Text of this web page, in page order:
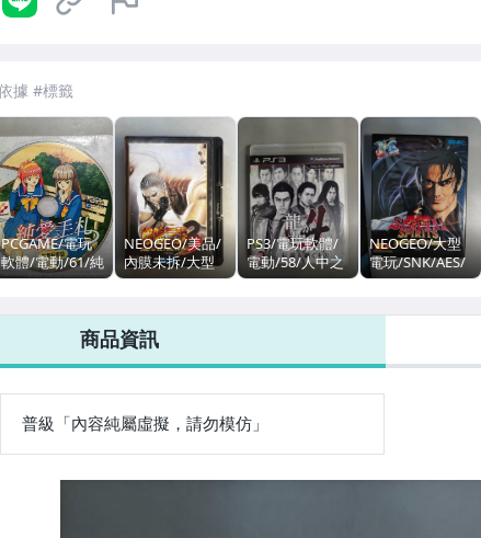
PCGAME/電玩
軟體/電動/61/純
愛手札/戀愛養
きめきメモリア
ル/華義/非大宇/
非軟體世界/非
宇峻(競標品/下
標前請細讀商品
內容)
NEOGEO/美品/
內膜未拆/大型
電玩/SNK/AES/
的戰鬥/SNK/非
PS/對戰/街
機/MVS/非
PCGAME/電玩
軟體/電動/非大
宇
PS3/電玩軟體/
電動/58/人中之
龍4 傳說的繼承
説を継ぐもの/
標品/下標前請
細讀商品內容)
NEOGEO/大型
電玩/SNK/AES/
真侍魂：霸王丸
PS/對戰/街
軟體/電動/非大
宇/非軟體世界/
商品資訊
普級「內容純屬虛擬，請勿模仿」